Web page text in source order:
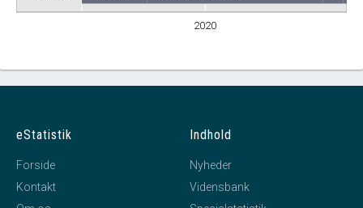
2020
eStatistik
Forside
Kontakt
Indhold
Nyheder
Vidensbank